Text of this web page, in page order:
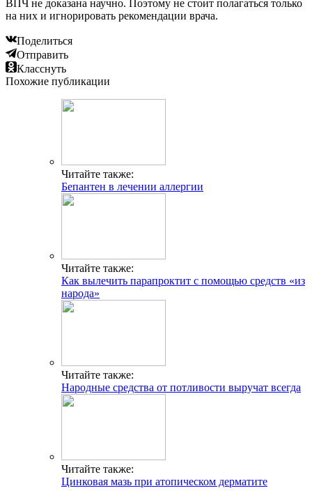
ВПЧ не доказана научно. Поэтому не стоит полагаться только
на них и игнорировать рекомендации врача.
Поделиться
Отправить
Класснуть
Похожие публикации
Читайте также:
Бепантен в лечении аллергии
Читайте также:
Как вылечить парапроктит с помощью средств «из
народа»
Читайте также:
Народные средства от потливости выручат всегда
Читайте также:
Цинковая мазь при атопическом дерматите